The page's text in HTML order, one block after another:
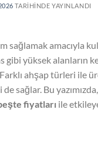
TARIHINDE YAYINLANDI
sağlamak amacıyla
yüksek alanların
ahşap türleri ile
sağlar. Bu
fiyatları ile